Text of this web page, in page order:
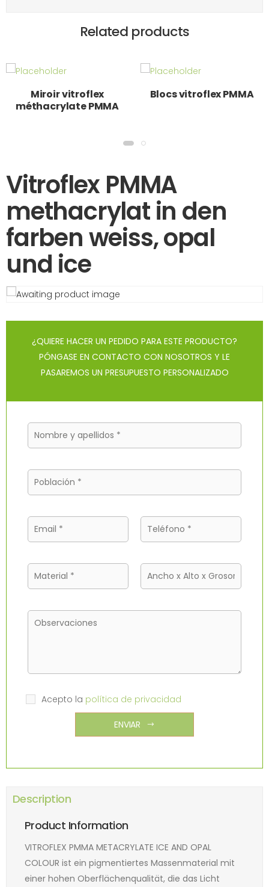
Related products
Miroir vitroflex
méthacrylate PMMA
Blocs vitroflex PMMA
Vitroflex PMMA
methacrylat in den
farben weiss, opal
und ice
¿QUIERE HACER UN PEDIDO PARA ESTE PRODUCTO?
PÓNGASE EN CONTACTO CON NOSOTROS Y LE
PASAREMOS UN PRESUPUESTO PERSONALIZADO
Acepto la política de privacidad
ENVIAR
Description
Product Information
VITROFLEX PMMA METACRYLATE ICE AND OPAL
COLOUR ist ein pigmentiertes Massenmaterial mit
einer hohen Oberflächenqualität, die das Licht